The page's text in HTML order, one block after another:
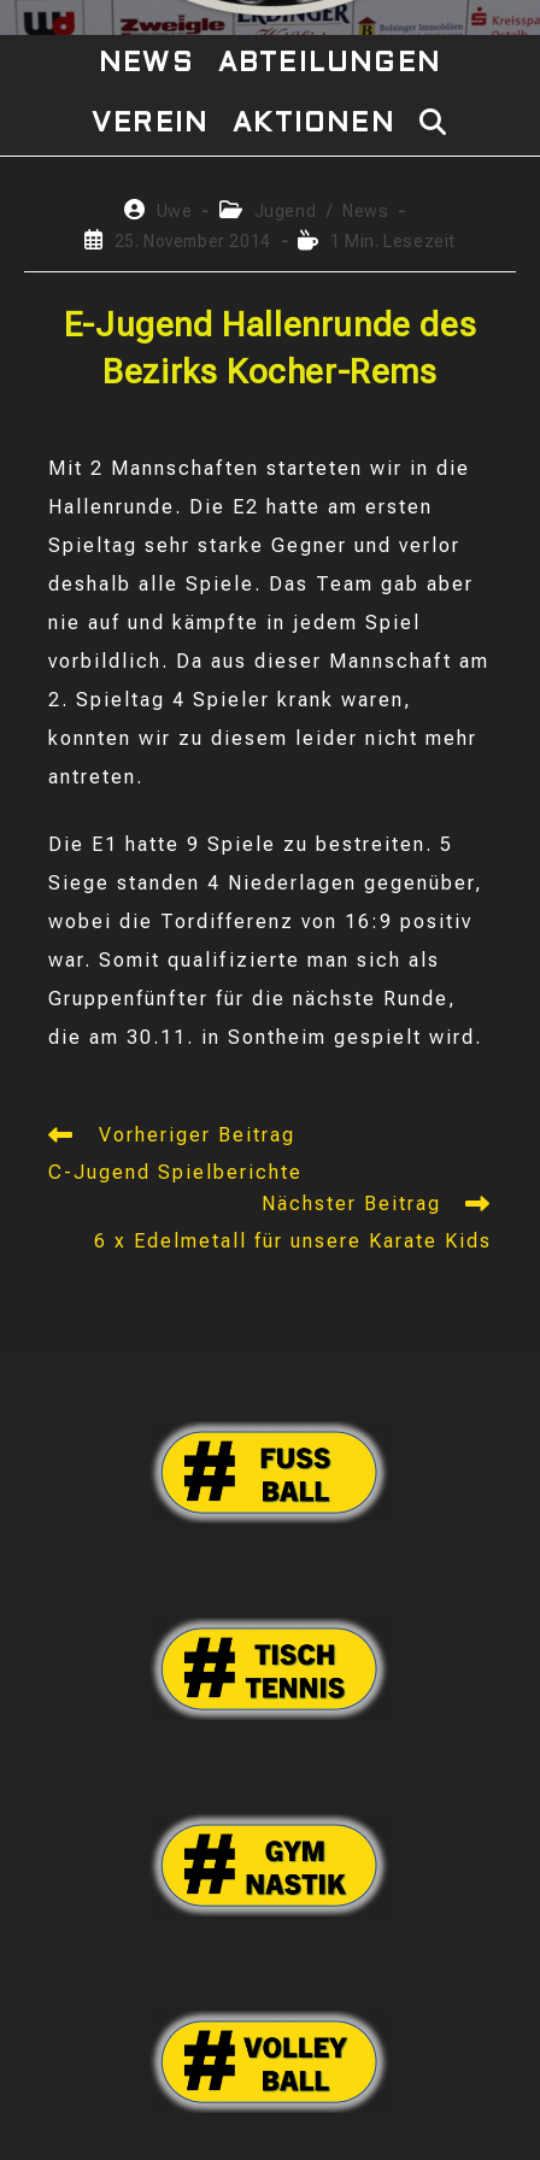
NEWS ABTEILUNGEN
VEREIN AKTIONEN WEBSITE-
Beitrags-
Autor:
Uwe
Beitrags-
Kategorie:
Jugend /
News
Beitrag25. November 2014 Lesedauer:
1 Min. Lesezeit
E-Jugend Hallenrunde des
Bezirks Kocher-Rems
Mit 2 Mannschaften starteten wir in die
Hallenrunde. Die E2 hatte am ersten
Spieltag sehr starke Gegner und verlor
deshalb alle Spiele. Das Team gab aber
nie auf und kämpfte in jedem Spiel
vorbildlich. Da aus dieser Mannschaft am
2. Spieltag 4 Spieler krank waren,
konnten wir zu diesem leider nicht mehr
antreten.
Die E1 hatte 9 Spiele zu bestreiten. 5
Siege standen 4 Niederlagen gegenüber,
wobei die Tordifferenz von 16:9 positiv
war. Somit qualifizierte man sich als
Gruppenfünfter für die nächste Runde,
die am 30.11. in Sontheim gespielt wird.
Weitere
ansehen
Vorheriger Beitrag
C-Jugend Spielberichte
Nächster Beitrag
6 x Edelmetall für unsere Karate Kids